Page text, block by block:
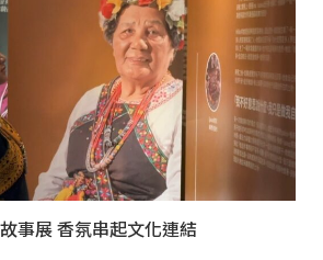
事展 香氛串起文化連結